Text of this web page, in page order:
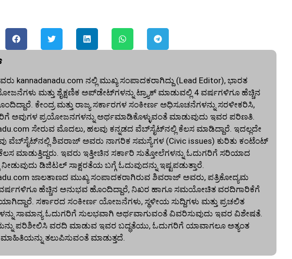
kannadanadu.com ನಲ್ಲಿ ಮುಖ್ಯ ಸಂಪಾದಕರಾಗಿದ್ದು (Lead Editor), ಭಾರತ
ಮತ್ತು ಶೈಕ್ಷಣಿಕ ಅಪ್‌ಡೇಟ್‌ಗಳನ್ನು ಟ್ರ್ಯಾಕ್ ಮಾಡುವಲ್ಲಿ 4 ವರ್ಷಗಳಿಗೂ ಹೆಚ್ಚಿನ
ಕೇಂದ್ರ ಮತ್ತು ರಾಜ್ಯ ಸರ್ಕಾರಗಳ ಸಂಕೀರ್ಣ ಅಧಿಸೂಚನೆಗಳನ್ನು ಸರಳೀಕರಿಸಿ,
ಅವುಗಳ ಪ್ರಯೋಜನಗಳನ್ನು ಅರ್ಥಮಾಡಿಕೊಳ್ಳುವಂತೆ ಮಾಡುವುದು ಇವರ ಪರಿಣತಿ.
ಸೇರುವ ಮೊದಲು, ಹಲವು ಕನ್ನಡದ ವೆಬ್‌ಸೈಟ್‌ನಲ್ಲಿ ಕೆಲಸ ಮಾಡಿದ್ದಾರೆ. ಇದಲ್ಲದೇ
ವೆಬ್‌ಸೈಟ್‌ನಲ್ಲಿ ಶಿವರಾಜ್ ಅವರು ನಾಗರಿಕ ಸಮಸ್ಯೆಗಳ (Civic issues) ಕುರಿತು ಕಂಟೆಂಟ್
ಮಾಡುತ್ತಿದ್ದರು. ಇವರು ಇತ್ತೀಚಿನ ಸರ್ಕಾರಿ ಸುತ್ತೋಲೆಗಳನ್ನು ಓದುಗರಿಗೆ ಸರಿಯಾದ
ಡಿಜಿಟಲ್ ಸಾಕ್ಷರತೆಯ ಬಗ್ಗೆ ಓದುವುದನ್ನು ಇಷ್ಟಪಡುತ್ತಾರೆ.
ಜಾಲತಾಣದ ಮುಖ್ಯ ಸಂಪಾದಕರಾಗಿರುವ ಶಿವರಾಜ್ ಅವರು, ಪತ್ರಿಕೋದ್ಯಮ
4 ವರ್ಷಗಳಿಗೂ ಹೆಚ್ಚಿನ ಅನುಭವ ಹೊಂದಿದ್ದಾರೆ, ನಿಖರ ಹಾಗೂ ಸಮಯೋಚಿತ ವರದಿಗಾರಿಕೆಗೆ
ಸರ್ಕಾರದ ಸಂಕೀರ್ಣ ಯೋಜನೆಗಳು, ಸ್ಥಳೀಯ ಸುದ್ದಿಗಳು ಮತ್ತು ಪ್ರಚಲಿತ
ಸಾಮಾನ್ಯ ಓದುಗರಿಗೆ ಸುಲಭವಾಗಿ ಅರ್ಥವಾಗುವಂತೆ ವಿವರಿಸುವುದು ಇವರ ವಿಶೇಷತೆ.
ಪರಿಶೀಲಿಸಿ ವರದಿ ಮಾಡುವ ಇವರ ಬದ್ಧತೆಯು, ಓದುಗರಿಗೆ ಯಾವಾಗಲೂ ಅತ್ಯಂತ
ಮಾಹಿತಿಯನ್ನು ತಲುಪಿಸುವಂತೆ ಮಾಡುತ್ತದೆ.